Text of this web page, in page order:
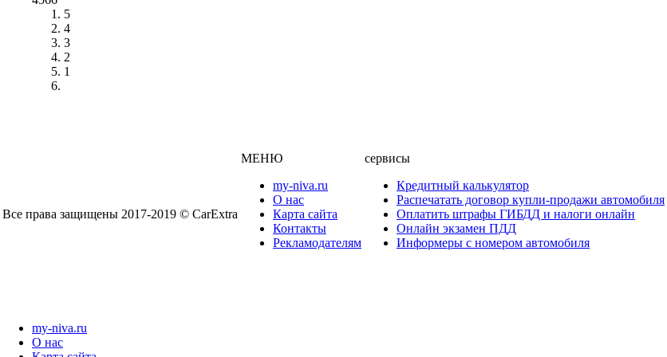
5
4
3
2
1
Все права защищены 2017-2019 © CarExtra
МЕНЮ
my-niva.ru
О нас
Карта сайта
Контакты
Рекламодателям
сервисы
Кредитный калькулятор
Распечатать договор купли-продажи автомобиля
Оплатить штрафы ГИБДД и налоги онлайн
Онлайн экзамен ПДД
Информеры с номером автомобиля
my-niva.ru
О нас